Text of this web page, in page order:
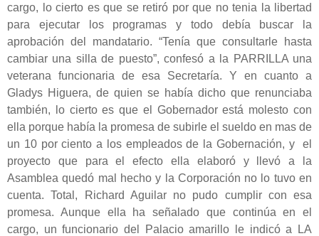
cargo, lo cierto es que se retiró por que no tenia la libertad
para ejecutar los programas y todo debía buscar la
aprobación del mandatario. “Tenía que consultarle hasta
cambiar una silla de puesto”, confesó a la PARRILLA una
veterana funcionaria de esa Secretaría. Y en cuanto a
Gladys Higuera, de quien se había dicho que renunciaba
también, lo cierto es que el Gobernador está molesto con
ella porque había la promesa de subirle el sueldo en mas de
un 10 por ciento a los empleados de la Gobernación, y el
proyecto que para el efecto ella elaboró y llevó a la
Asamblea quedó mal hecho y la Corporación no lo tuvo en
cuenta. Total, Richard Aguilar no pudo cumplir con esa
promesa. Aunque ella ha señalado que continúa en el
cargo, un funcionario del Palacio amarillo le indicó a LA